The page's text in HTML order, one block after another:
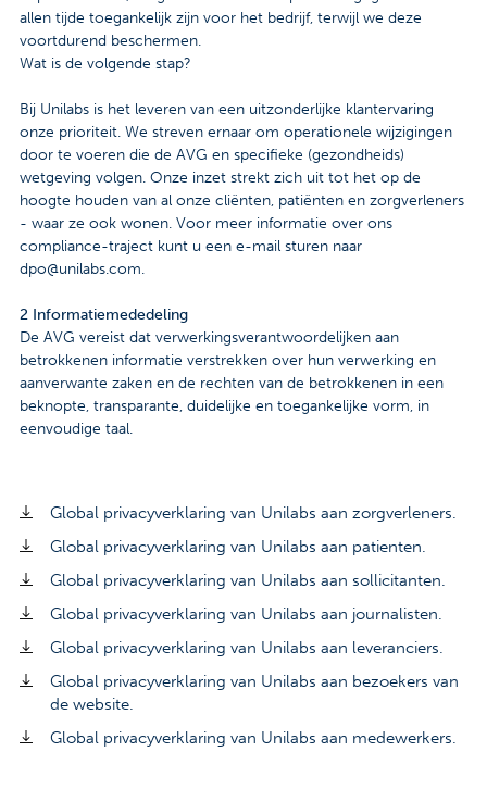
allen tijde toegankelijk zijn voor het bedrijf, terwijl we deze
voortdurend beschermen.
Wat is de volgende stap?
Bij Unilabs is het leveren van een uitzonderlijke klantervaring
onze prioriteit. We streven ernaar om operationele wijzigingen
door te voeren die de AVG en specifieke (gezondheids)
wetgeving volgen. Onze inzet strekt zich uit tot het op de
hoogte houden van al onze cliënten, patiënten en zorgverleners
- waar ze ook wonen. Voor meer informatie over ons
compliance-traject kunt u een e-mail sturen naar
dpo@unilabs.com.
2 Informatiemededeling
De AVG vereist dat verwerkingsverantwoordelijken aan
betrokkenen informatie verstrekken over hun verwerking en
aanverwante zaken en de rechten van de betrokkenen in een
beknopte, transparante, duidelijke en toegankelijke vorm, in
eenvoudige taal.
Global privacyverklaring van Unilabs aan zorgverleners.
Global privacyverklaring van Unilabs aan patienten.
Global privacyverklaring van Unilabs aan sollicitanten.
Global privacyverklaring van Unilabs aan journalisten.
Global privacyverklaring van Unilabs aan leveranciers.
Global privacyverklaring van Unilabs aan bezoekers van
de website.
Global privacyverklaring van Unilabs aan medewerkers.